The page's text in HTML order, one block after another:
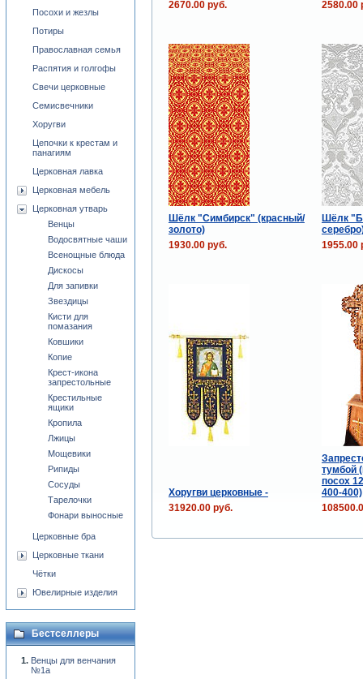
2670.00 руб.
2580.00
Шёлк "Симбирск" (красный/
золото)
Шёлк
1930.00 руб.
1955.00
Хоругви церковные -
тумбой
посох
400-400)
31920.00 руб.
Посохи и жезлы
Потиры
Православная семья
Распятия и голгофы
Свечи церковные
Семисвечники
Хоругви
Цепочки к крестам и
панагиям
Церковная лавка
Церковная мебель
Церковная утварь
Венцы
Водосвятные чаши
Всенощные блюда
Дискосы
Для запивки
Звездицы
Кисти для
помазания
Ковшики
Копие
Крест-икона
запрестольные
Крестильные
ящики
Кропила
Лжицы
Мощевики
Рипиды
Сосуды
Тарелочки
Фонари выносные
Церковные бра
Церковные ткани
Чётки
Ювелирные изделия
Бестселлеры
Венцы для венчания
№1a